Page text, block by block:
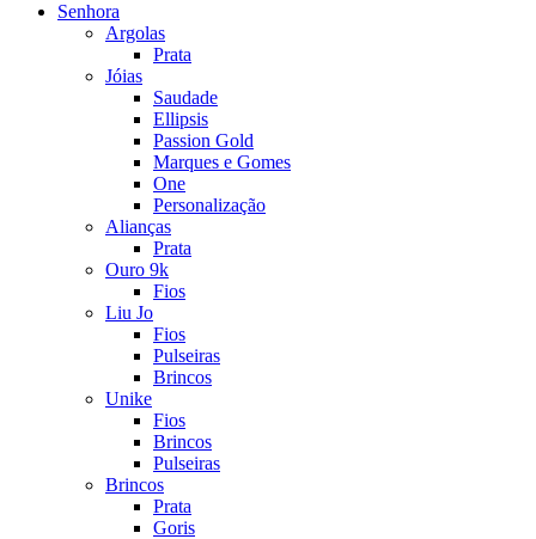
Senhora
Argolas
Prata
Jóias
Saudade
Ellipsis
Passion Gold
Marques e Gomes
One
Personalização
Alianças
Prata
Ouro 9k
Fios
Liu Jo
Fios
Pulseiras
Brincos
Unike
Fios
Brincos
Pulseiras
Brincos
Prata
Goris